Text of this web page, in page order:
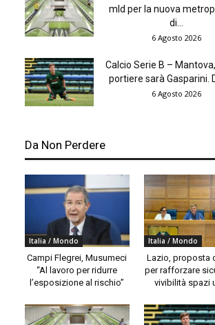
mld per la nuova
di...
6 Agosto 2026
Calcio Serie B –
portiere sarà Gasparini.
6 Agosto 2026
Da Non Perdere
Italia / Mondo
Campi Flegrei, Musumeci
“Al lavoro per ridurre
l’esposizione al rischio”
Italia / Mondo
Lazio, proposta
per rafforzare
vivibilità spazi